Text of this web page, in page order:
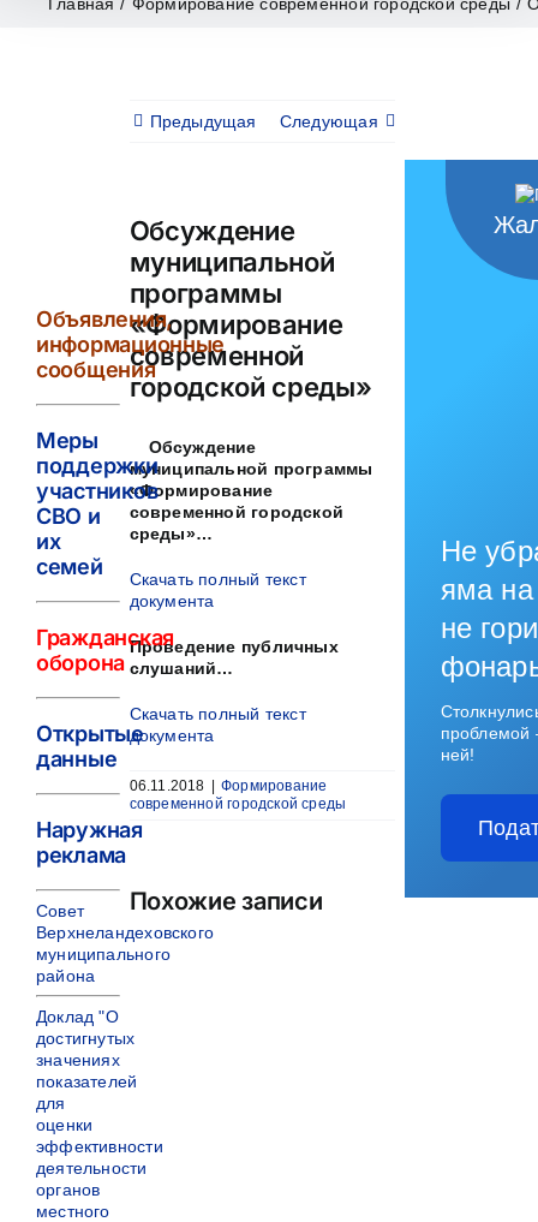
Предыдущая Следующая
Обсуждение
муниципальной
программы
«Формирование
современной
городской среды»
Обсуждение
муниципальной программы
«Формирование
современной городской
среды»…
Скачать полный текст
документа
Проведение публичных
слушаний…
Скачать полный текст
документа
06.11.2018
Формирование
современной городской среды
Похожие записи
Объявления,
информационные
сообщения
Меры
поддержки
участников
СВО и
их
семей
Гражданская
оборона
Открытые
данные
Наружная
реклама
Совет
Верхнеландеховского
муниципального
района
Доклад "О
достигнутых
значениях
показателей
для
оценки
эффективности
деятельности
органов
местного
Не
яма на
не
ней!